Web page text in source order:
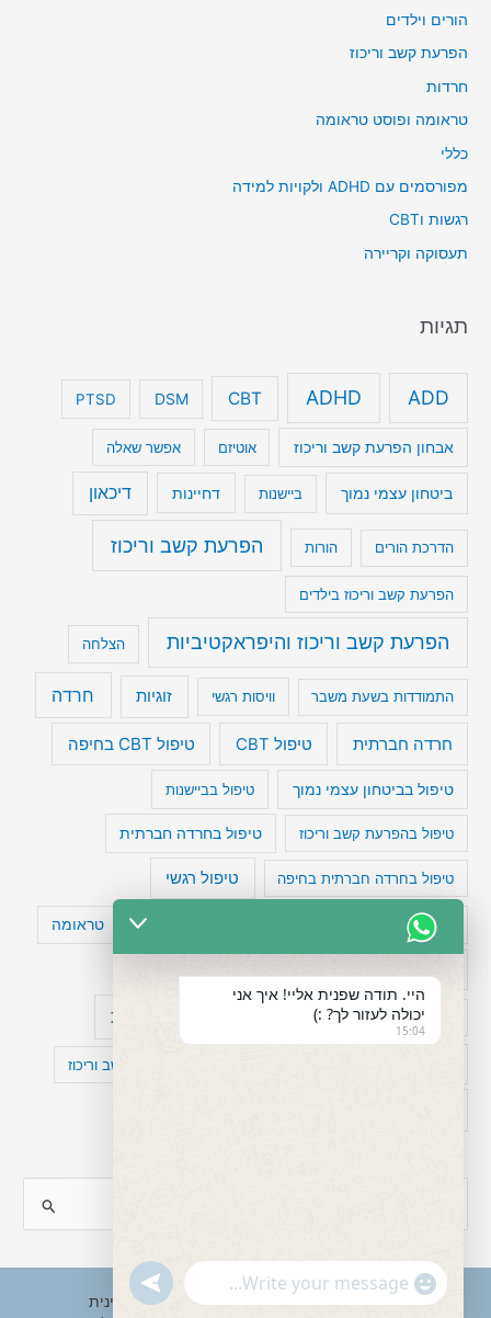
הורים וילדים
הפרעת קשב וריכוז
חרדות
טראומה ופוסט טראומה
כללי
מפורסמים עם ADHD ולקויות למידה
רגשות וCBT
תעסוקה וקריירה
תגיות
ADD
ADHD
CBT
DSM
PTSD
אבחון הפרעת קשב וריכוז אוטיזם אפשר שאלה
ביטחון עצמי נמוך ביישנות דחיינות דיכאון
הדרכת הורים הורות הפרעת קשב וריכוז
הפרעת קשב וריכוז בילדים
הפרעת קשב וריכוז והיפראקטיביות הצלחה
התמודדות בשעת משבר וויסות רגשי זוגיות חרדה
חרדה חברתית טיפול CBT טיפול CBT בחיפה
טיפול בביטחון עצמי נמוך טיפול בביישנות
טיפול בהפרעת קשב וריכוז טיפול בחרדה חברתית
טיפול בחרדה חברתית בחיפה טיפול רגשי
טיפול תרופתי להפרעת קשב טעויות חשיבה טראומה
מפורסמים עם הפרעת קשב עיצות
קומורבידיות להפרעת קשב וריכוז
a
Copyright © 2026 ענבל טננבאום - עו"ס קלינית
היי. תודה שפנית אליי! איך אני
יכולה לעזור לך? :)
15:04
"+chaty_settings.lang.emoji_picker+"
WhatsApp
undefined